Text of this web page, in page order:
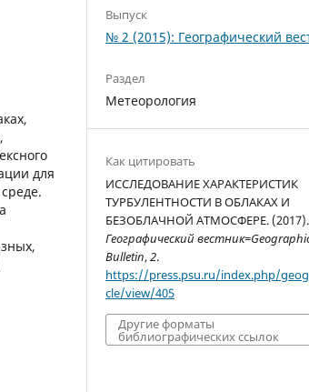
для
Выпуск
№ 2 (2015): Географический
Раздел
Метеорология
Как цитировать
ИССЛЕДОВАНИЕ ХАРАКТЕРИСТИК
ТУРБУЛЕНТНОСТИ В ОБЛАКАХ И
БЕЗОБЛАЧНОЙ АТМОСФЕРЕ. (2017).
Географический
Bulletin,2.
https://press.psu.ru/index.php/
cle/view/405
Другие форматы
библиографических ссылок